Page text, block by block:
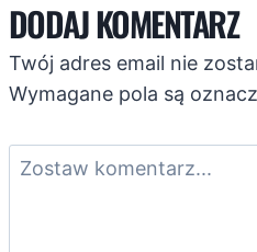
DODAJ KOMENTARZ
Twój adres email nie
Wymagane pola są